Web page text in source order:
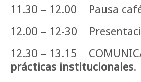
11.30 – 12.00 Pausa
12.00 – 12-30
12.30 – 13.15
prácticas institucionales.